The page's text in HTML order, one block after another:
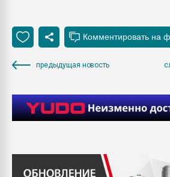
предыдущая новость